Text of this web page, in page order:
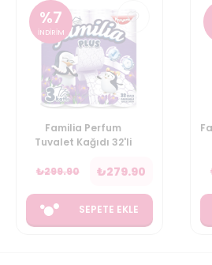
%7
İNDİRİM
Familia Perfum
Tuvalet Kağıdı 32'li
₺299.90 ₺279.90
SEPETE EKLE